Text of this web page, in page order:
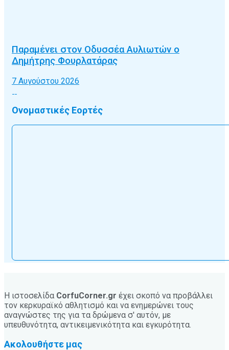
Παραμένει στον Οδυσσέα Αυλιωτών ο
Δημήτρης Φουρλατάρας
7 Αυγούστου 2026
Ονομαστικές Εορτές
Η ιστοσελίδα CorfuCorner.gr έχει σκοπό να προβάλλει
τον κερκυραϊκό αθλητισμό και να ενημερώνει τους
αναγνώστες της για τα δρώμενα σ' αυτόν, με
υπευθυνότητα, αντικειμενικότητα και εγκυρότητα.
Ακολουθήστε μας